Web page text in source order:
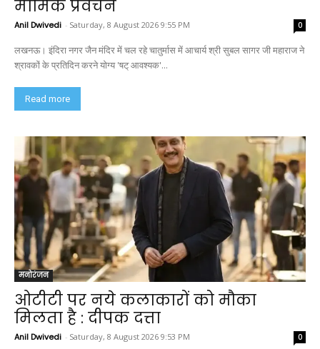
मार्मिक प्रवचन
Anil Dwivedi - Saturday, 8 August 2026 9:55 PM 0
लखनऊ। इंदिरा नगर जैन मंदिर में चल रहे चातुर्मास में आचार्य श्री सुबल सागर जी महाराज ने
श्रावकों के प्रतिदिन करने योग्य 'षट् आवश्यक'...
Read more
मनोरंजन
ओटीटी पर नये कलाकारों को मौका
मिलता है : दीपक दत्ता
Anil Dwivedi - Saturday, 8 August 2026 9:53 PM 0